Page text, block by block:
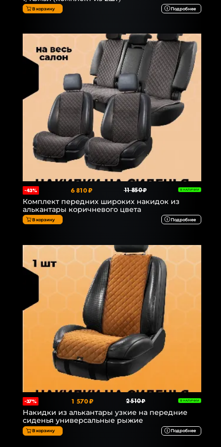
В корзину Подробнее
-43% 6 810 ₽ 11 850 ₽ В НАЛИЧИИ
Комплект передних широких накидок из
алькантары коричневого цвета
В корзину Подробнее
-37% 1 570 ₽ 2 510 ₽ В НАЛИЧИИ
Накидки из алькантары узкие на передние
сиденья универсальные рыжие
В корзину Подробнее